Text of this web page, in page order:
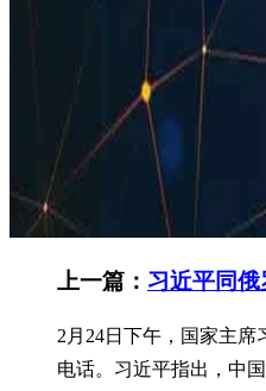
上一篇： 习近平同
2月24日下午，国家主席
电话。习近平指出，中